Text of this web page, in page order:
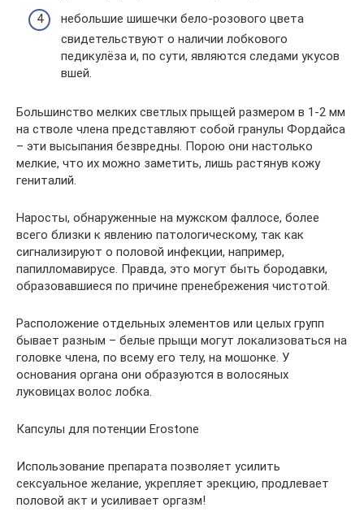
небольшие шишечки бело-розового цвета
свидетельствуют о наличии лобкового
педикулёза и, по сути, являются следами укусов
вшей.
Большинство мелких светлых прыщей размером в 1-2 мм
на стволе члена представляют собой гранулы Фордайса
– эти высыпания безвредны. Порою они настолько
мелкие, что их можно заметить, лишь растянув кожу
гениталий.
Наросты, обнаруженные на мужском фаллосе, более
всего близки к явлению патологическому, так как
сигнализируют о половой инфекции, например,
папилломавирусе. Правда, это могут быть бородавки,
образовавшиеся по причине пренебрежения чистотой.
Расположение отдельных элементов или целых групп
бывает разным – белые прыщи могут локализоваться на
головке члена, по всему его телу, на мошонке. У
основания органа они образуются в волосяных
луковицах волос лобка.
Капсулы для потенции Erostone
Использование препарата позволяет усилить
сексуальное желание, укрепляет эрекцию, продлевает
половой акт и усиливает оргазм!